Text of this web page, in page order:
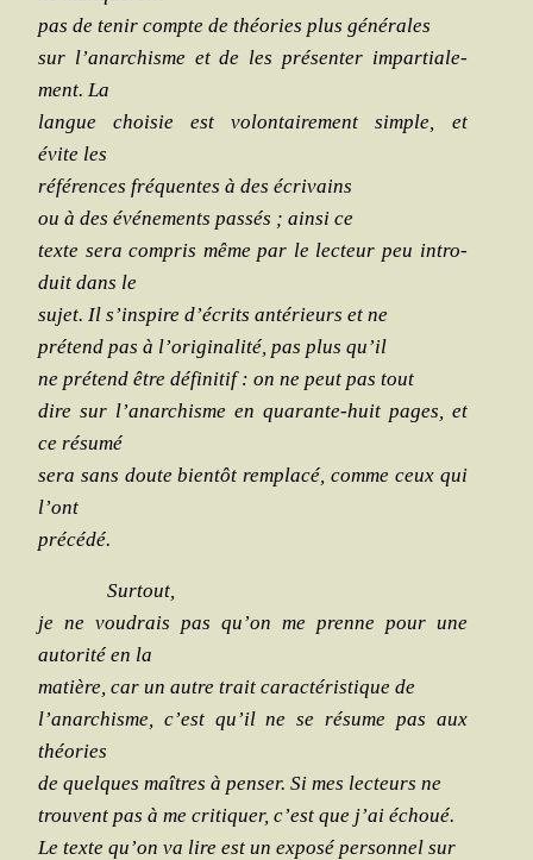
pas de tenir compte de théo­ries plus générales
sur l’anarchisme et de les pré­sen­ter impar­tia­le­
ment. La
langue choi­sie est volon­tai­re­ment simple, et
évite les
réfé­rences fré­quentes à des écrivains
ou à des évé­ne­ments pas­sés ; ain­si ce
texte sera com­pris même par le lec­teur peu intro­
duit dans le
sujet. Il s’inspire d’écrits anté­rieurs et ne
pré­tend pas à l’originalité, pas plus qu’il
ne pré­tend être défi­ni­tif : on ne peut pas tout
dire sur l’anarchisme en qua­rante-huit pages, et
ce résumé
sera sans doute bien­tôt rem­pla­cé, comme ceux qui
l’ont
précédé.
Sur­tout,
je ne vou­drais pas qu’on me prenne pour une
auto­ri­té en la
matière, car un autre trait carac­té­ris­tique de
l’anarchisme, c’est qu’il ne se résume pas aux
théories
de quelques maîtres à pen­ser. Si mes lec­teurs ne
trouvent pas à me cri­ti­quer, c’est que j’ai échoué.
Le texte qu’on va lire est un expo­sé per­son­nel sur